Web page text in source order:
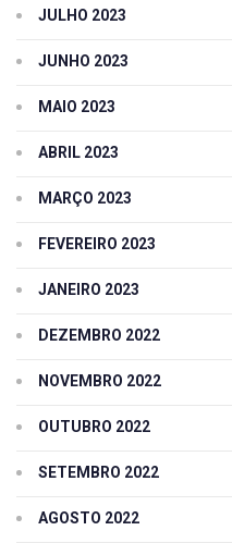
JULHO 2023
JUNHO 2023
MAIO 2023
ABRIL 2023
MARÇO 2023
FEVEREIRO 2023
JANEIRO 2023
DEZEMBRO 2022
NOVEMBRO 2022
OUTUBRO 2022
SETEMBRO 2022
AGOSTO 2022